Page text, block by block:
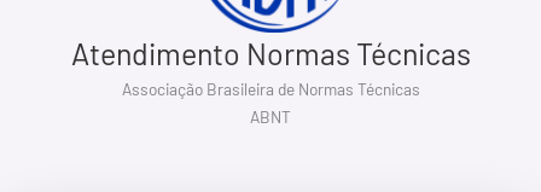
Atendimento Normas Técnicas
Associação Brasileira de Normas Técnicas
ABNT